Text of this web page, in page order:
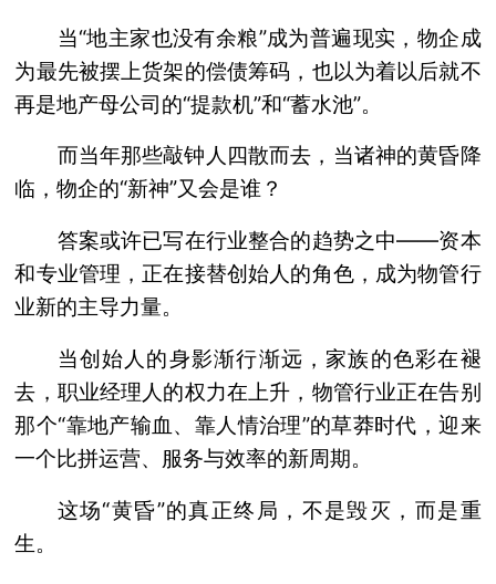
当“地主家也没有余粮”成为普遍现实，物企成
为最先被摆上货架的偿债筹码，也以为着以后就不
再是地产母公司的“提款机”和“蓄水池”。
而当年那些敲钟人四散而去，当诸神的黄昏降
临，物企的“新神”又会是谁？
答案或许已写在行业整合的趋势之中——资本
和专业管理，正在接替创始人的角色，成为物管行
业新的主导力量。
当创始人的身影渐行渐远，家族的色彩在褪
去，职业经理人的权力在上升，物管行业正在告别
那个“靠地产输血、靠人情治理”的草莽时代，迎来
一个比拼运营、服务与效率的新周期。
这场“黄昏”的真正终局，不是毁灭，而是重
生。